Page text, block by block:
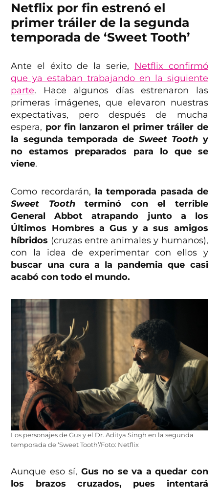
Netflix por fin estrenó el
primer tráiler de la segunda
temporada de ‘Sweet Tooth’
Ante el éxito de la serie, Netflix confirmó
que ya estaban trabajando en la siguiente
parte. Hace algunos días estrenaron las
primeras imágenes, que elevaron nuestras
expectativas, pero después de mucha
espera, por fin lanzaron el primer tráiler de
la segunda temporada de Sweet Tooth y
no estamos preparados para lo que se
viene.
Como recordarán, la temporada pasada de
Sweet Toothterminó con el terrible
General Abbot atrapando junto a los
Últimos Hombres a Gus y a sus amigos
híbridos (cruzas entre animales y humanos),
con la idea de experimentar con ellos y
buscar una cura a la pandemia que casi
acabó con todo el mundo.
Los personajes de Gus y el Dr. Aditya Singh en la segunda
temporada de ‘Sweet Tooth’/Foto: Netflix
Aunque eso sí, Gus no se va a quedar con
los brazos cruzados, pues intentará